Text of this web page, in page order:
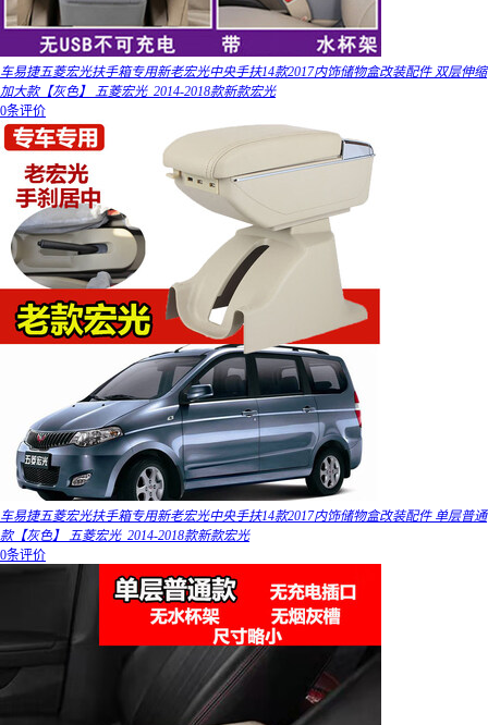
车易捷五菱宏光扶手箱专用新老宏光中央手扶14款2017内饰储物盒改装配件 双层伸缩
加大款【灰色】 五菱宏光_2014-2018款新款宏光
0条评价
车易捷五菱宏光扶手箱专用新老宏光中央手扶14款2017内饰储物盒改装配件 单层普通
款【灰色】 五菱宏光_2014-2018款新款宏光
0条评价